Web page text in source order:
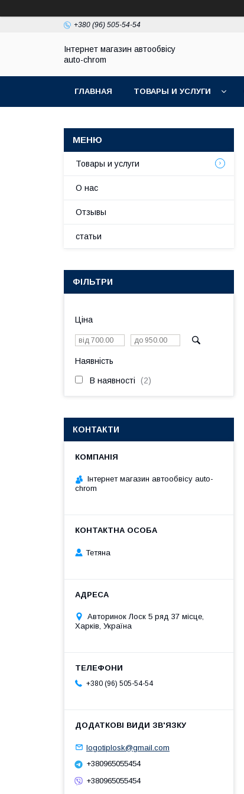
+380 (96) 505-54-54
Інтернет магазин автообвісу
auto-chrom
ГЛАВНАЯ ТОВАРЫ И УСЛУГИ
Товары и услуги
О нас
Отзывы
статьи
ФІЛЬТРИ
Ціна
Наявність
В наявності 2
КОНТАКТИ
Інтернет магазин автообвісу auto-
chrom
Тетяна
Авторинок Лоск 5 ряд 37 місце,
Харків, Україна
+380 (96) 505-54-54
logotiplosk@gmail.com
+380965055454
+380965055454